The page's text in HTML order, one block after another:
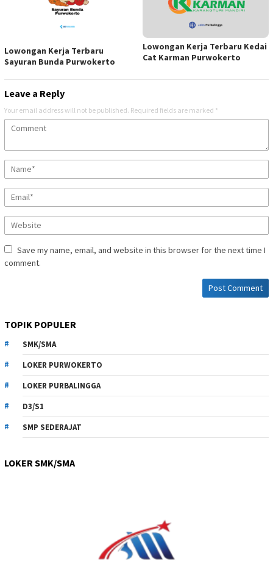
Lowongan Kerja Terbaru
Sayuran Bunda Purwokerto
Lowongan Kerja Terbaru Kedai
Cat Karman Purwokerto
Leave a Reply
Your email address will not be published. Required fields are marked *
Save my name, email, and website in this browser for the next time I
comment.
TOPIK POPULER
SMK/SMA
LOKER PURWOKERTO
LOKER PURBALINGGA
D3/S1
SMP SEDERAJAT
LOKER SMK/SMA